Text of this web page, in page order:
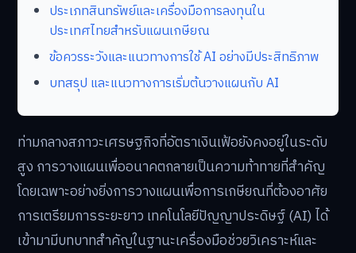
ประเภทสินทรัพย์และเครื่องมือการลงทุนใน
ประเทศไทยสำหรับแผนเกษียณ
ข้อควรระวังและแนวทางการใช้ AI อย่างมีประสิทธิภาพ
บทสรุป และแนวทางการเริ่มต้นวางแผนกับ AI
ท่ามกลางสภาวะเศรษฐกิจที่อัตราเงินเฟ้อยังคงอยู่ในระดับ
สูง การวางแผนเพื่ออนาคตกลายเป็นความท้าทายที่สำคัญ
โดยเฉพาะอย่างยิ่งการวางแผนเพื่อการเกษียณที่ต้องอาศัย
การเตรียมการระยะยาว เทคโนโลยีปัญญาประดิษฐ์ (AI) ได้
เข้ามามีบทบาทสำคัญในฐานะเครื่องมือช่วยวิเคราะห์และ